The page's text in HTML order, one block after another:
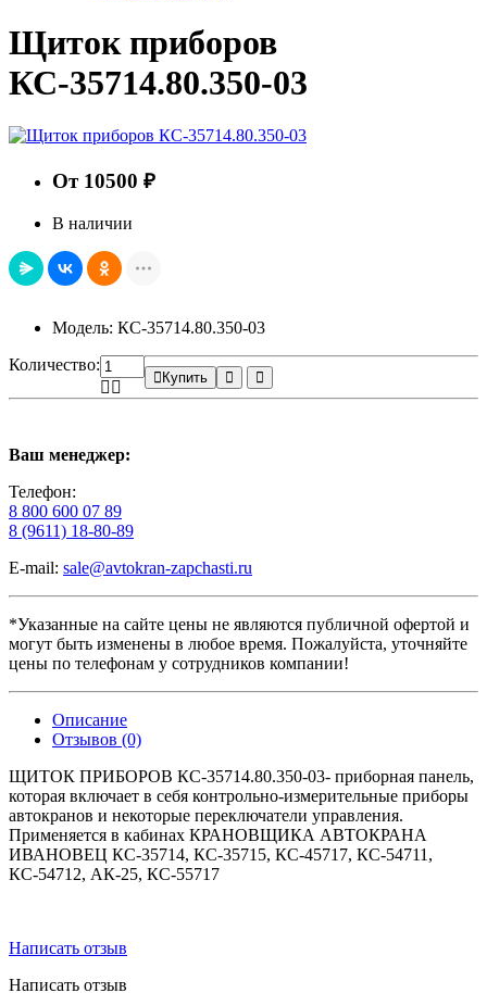
Щиток приборов
КС-35714.80.350-03
От 10500 ₽
В наличии
Модель: КС-35714.80.350-03
Количество:
Купить
Ваш менеджер:
Телефон:
8 800 600 07 89
8 (9611) 18-80-89
E-mail: sale@avtokran-zapchasti.ru
*Указанные на сайте цены не являются публичной офертой и
могут быть изменены в любое время. Пожалуйста, уточняйте
цены по телефонам у сотрудников компании!
Описание
Отзывов (0)
ЩИТОК ПРИБОРОВ КС-35714.80.350-03- приборная панель,
которая включает в себя контрольно-измерительные приборы
автокранов и некоторые переключатели управления.
Применяется в кабинах КРАНОВЩИКА АВТОКРАНА
ИВАНОВЕЦ КС-35714, КС-35715, КС-45717, КС-54711,
КС-54712, АК-25, КС-55717
Написать отзыв
Написать отзыв